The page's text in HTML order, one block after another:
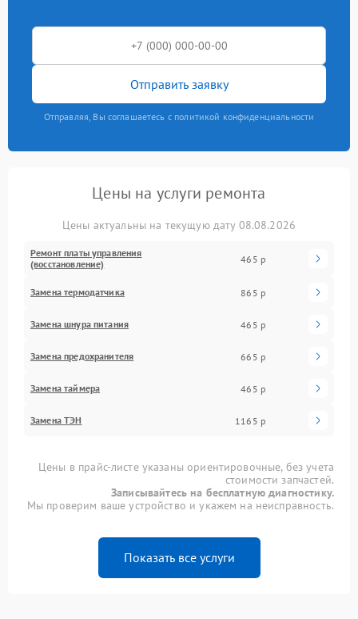
Отправить заявку
Отправляя, Вы соглашаетесь с политикой конфиденциальности
Цены на услуги ремонта
Цены актуальны на текущую дату 08.08.2026
Ремонт платы управления
(восстановление)
465 р
Замена термодатчика 865 р
Замена шнура питания 465 р
Замена предохранителя 665 р
Замена таймера 465 р
Замена ТЭН 1165 р
Цены в прайс-листе указаны ориентировочные, без учета
стоимости запчастей.
Записывайтесь на бесплатную диагностику.
Мы проверим ваше устройство и укажем на неисправность.
Показать все услуги